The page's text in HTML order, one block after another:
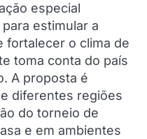
especial
estimular a
fortalecer o clima de
toma conta do país
A proposta é
diferentes regiões
do torneio de
e em ambientes